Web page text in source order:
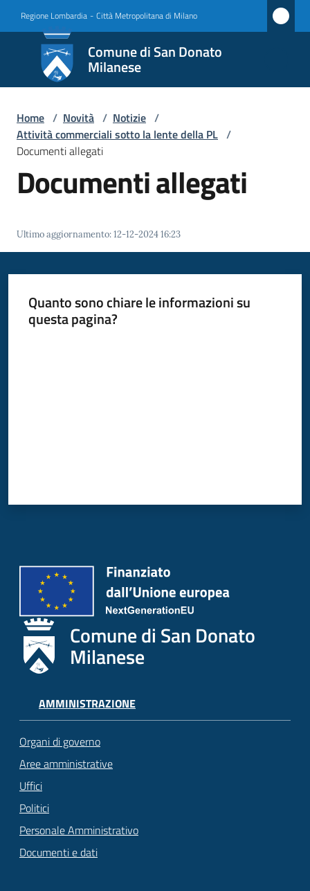
Regione Lombardia - Città Metropolitana di Milano
Comune di San Donato
Milanese
Comune
di San
Donato
Milanese
Amministrazione
San
Donato
Milanese
Home / Novità / Notizie /
Attività commerciali sotto la lente della PL /
Documenti allegati
Documenti allegati
Ultimo aggiornamento:12-12-2024 16:23
Quanto sono chiare le informazioni su
questa pagina?
Comune di San Donato
Milanese
AMMINISTRAZIONE
Organi di governo
Aree amministrative
Uffici
Politici
Personale Amministrativo
Documenti e dati